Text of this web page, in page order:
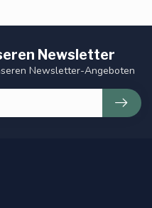
Newsletter
Newsletter-Angeboten